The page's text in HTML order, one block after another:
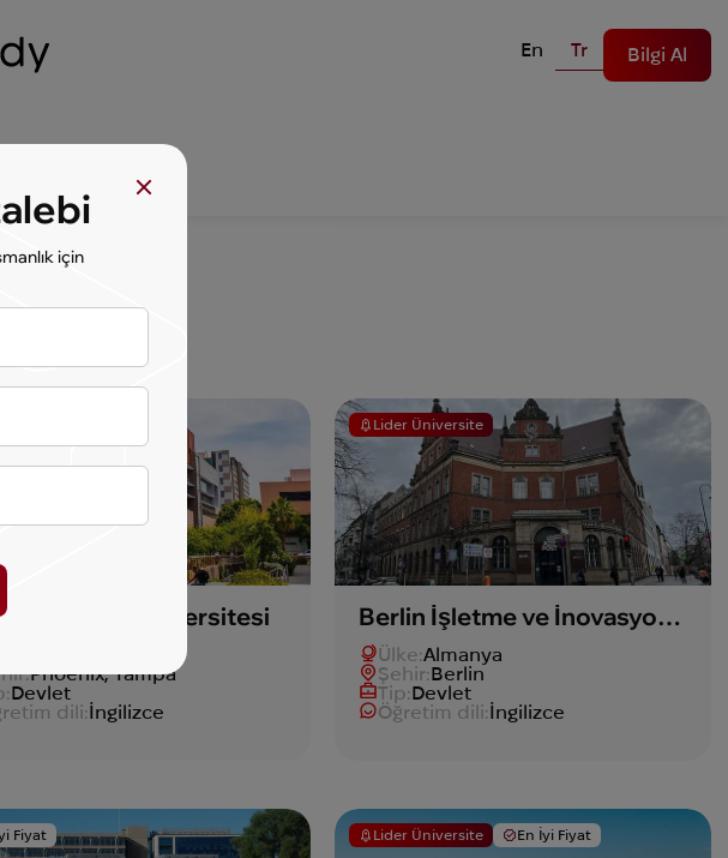
En Tr Bilgi Al
Devlet Üniversitesi
Phoenix, Tampa
Devlet
dili:İngilizce
Lider Üniversite
Berlin İşletme ve İnovasyon Okulu
Ülke:Almanya
Şehir:Berlin
Tip:Devlet
Öğretim dili:İngilizce
Fiyat Lider Üniversite En İyi Fiyat
için